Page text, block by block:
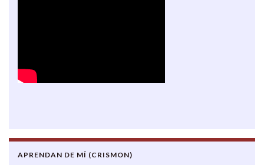
APRENDAN DE MÍ (CRISMON)